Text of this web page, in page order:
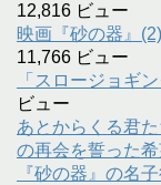
12,816 ビュー
映画『砂の器』
11,766 ビュー
「スロージョギ
ビュー
あとからくる君
の再会を誓った
『砂の器』の名